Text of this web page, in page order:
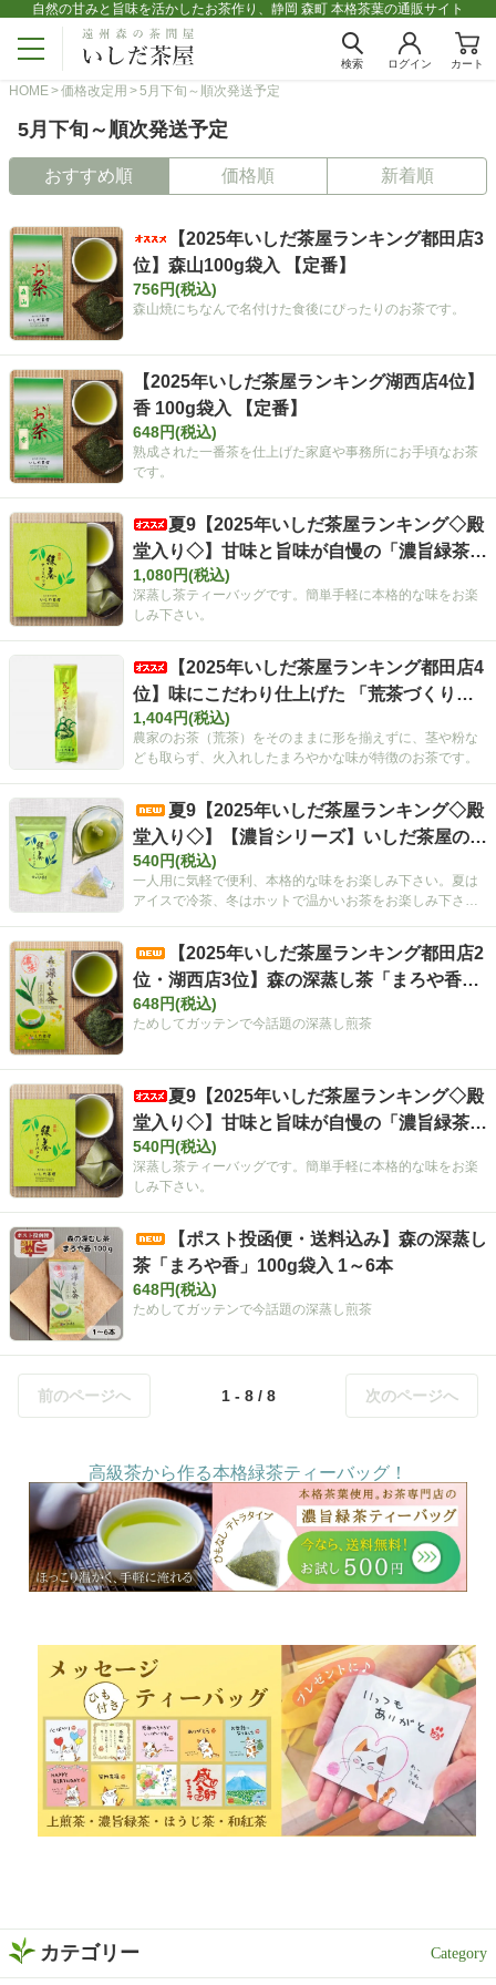
自然の甘みと旨味を活かしたお茶作り、静岡 森町 本格茶葉の通販サイト
検索 ログイン カート
HOME 価格改定用 5月下旬～順次発送予定
5月下旬～順次発送予定
おすすめ順 価格順 新着順
【2025年いしだ茶屋ランキング都田店3
位】森山100g袋入 【定番】
756円(税込)
森山焼にちなんで名付けた食後にぴったりのお茶です。
【2025年いしだ茶屋ランキング湖西店4位】
香 100g袋入 【定番】
648円(税込)
熟成された一番茶を仕上げた家庭や事務所にお手頃なお茶
です。
夏9【2025年いしだ茶屋ランキング◇殿
堂入り◇】甘味と旨味が自慢の「濃旨緑茶テ
ィーバッグ」 5g×40ヶ入 静岡 森町 お茶
【ポスト投函便不可】【定番】【キャンペー
1,080円(税込)
深蒸し茶ティーバッグです。簡単手軽に本格的な味をお楽
しみ下さい。
【2025年いしだ茶屋ランキング都田店4
位】味にこだわり仕上げた 「荒茶づくり」2
00g
1,404円(税込)
農家のお茶（荒茶）をそのままに形を揃えずに、茎や粉な
ども取らず、火入れしたまろやかな味が特徴のお茶です。
夏9【2025年いしだ茶屋ランキング◇殿
堂入り◇】【濃旨シリーズ】いしだ茶屋のテ
ィーバッグ2g×15ヶ入【ひも付きティーバッ
グ】 【定番】【キャンペーンの対象外】
540円(税込)
一人用に気軽で便利、本格的な味をお楽しみ下さい。夏は
アイスで冷茶、冬はホットで温かいお茶をお楽しみ下さ
【2025年いしだ茶屋ランキング都田店2
位・湖西店3位】森の深蒸し茶「まろや香」
100g袋入 【定番】
648円(税込)
ためしてガッテンで今話題の深蒸し煎茶
夏9【2025年いしだ茶屋ランキング◇殿
堂入り◇】甘味と旨味が自慢の「濃旨緑茶テ
ィーバッグ」 5g×18ヶ入 静岡 森町 お茶
【定番】【キャンペーン対象外】【夏ギフ
540円(税込)
深蒸し茶ティーバッグです。簡単手軽に本格的な味をお楽
しみ下さい。
【ポスト投函便・送料込み】森の深蒸し
茶「まろや香」100g袋入 1～6本
648円(税込)
ためしてガッテンで今話題の深蒸し煎茶
前のページへ 1 - 8 / 8 次のページへ
高級茶から作る本格緑茶ティーバッグ！
カテゴリー